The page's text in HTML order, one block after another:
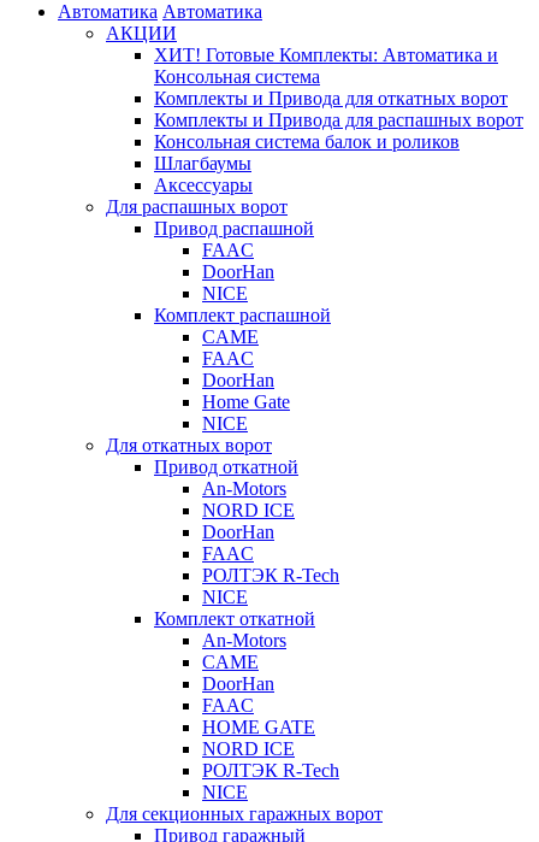
Автоматика Автоматика
АКЦИИ
ХИТ! Готовые Комплекты: Автоматика и
Консольная система
Комплекты и Привода для откатных ворот
Комплекты и Привода для распашных ворот
Консольная система балок и роликов
Шлагбаумы
Аксессуары
Для распашных ворот
Привод распашной
FAAC
DoorHan
NICE
Комплект распашной
CAME
FAAC
DoorHan
Home Gate
NICE
Для откатных ворот
Привод откатной
An-Motors
NORD ICE
DoorHan
FAAC
РОЛТЭК R-Tech
NICE
Комплект откатной
An-Motors
CAME
DoorHan
FAAC
HOME GATE
NORD ICE
РОЛТЭК R-Tech
NICE
Для секционных гаражных ворот
Привод гаражный